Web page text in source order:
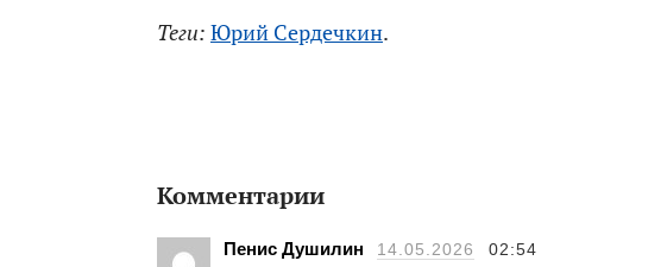
Теги: Юрий Сердечкин.
Комментарии
Пенис Душилин 14.05.2026 02:54